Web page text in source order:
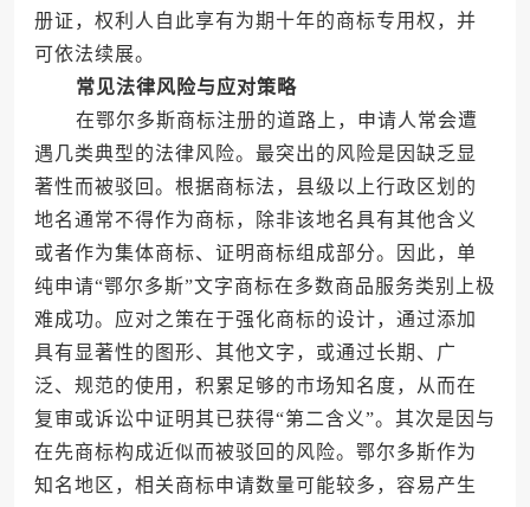
册证，权利人自此享有为期十年的商标专用权，并
可依法续展。
常见法律风险与应对策略
在鄂尔多斯商标注册的道路上，申请人常会遭
遇几类典型的法律风险。最突出的风险是因缺乏显
著性而被驳回。根据商标法，县级以上行政区划的
地名通常不得作为商标，除非该地名具有其他含义
或者作为集体商标、证明商标组成部分。因此，单
纯申请“鄂尔多斯”文字商标在多数商品服务类别上极
难成功。应对之策在于强化商标的设计，通过添加
具有显著性的图形、其他文字，或通过长期、广
泛、规范的使用，积累足够的市场知名度，从而在
复审或诉讼中证明其已获得“第二含义”。其次是因与
在先商标构成近似而被驳回的风险。鄂尔多斯作为
知名地区，相关商标申请数量可能较多，容易产生